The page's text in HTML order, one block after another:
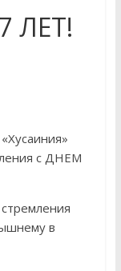
в работе V
практической
которая
«Ляля-
«Медресе
генеральную
Соборной
ЛЕТ!
с ДНЕМ
в